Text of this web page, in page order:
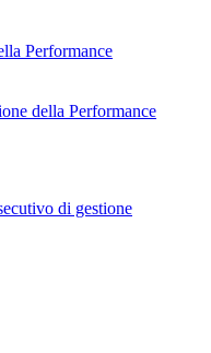
Performance
della Performance
di gestione